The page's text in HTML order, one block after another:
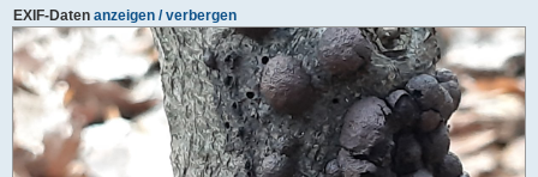
EXIF-Daten anzeigen / verbergen